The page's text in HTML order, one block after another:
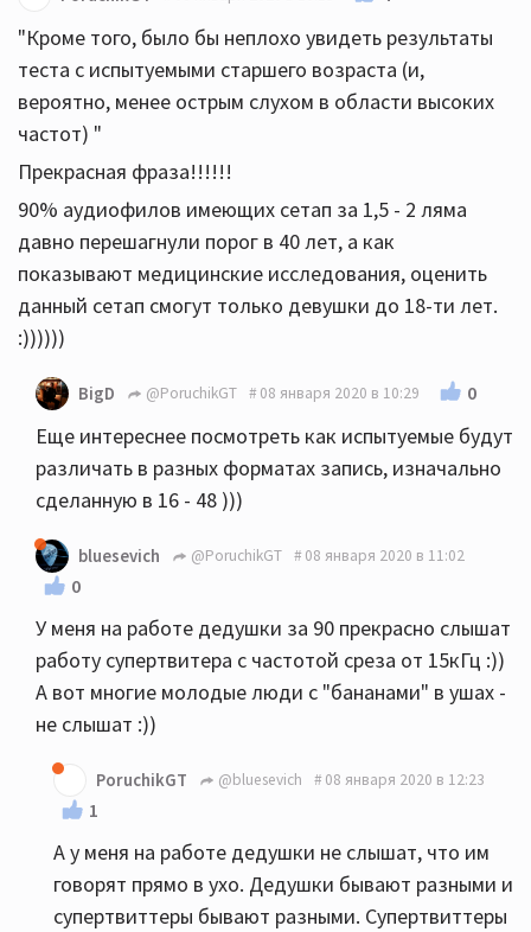
"Кроме того, было бы неплохо увидеть результаты
теста с испытуемыми старшего возраста (и,
вероятно, менее острым слухом в области высоких
частот) "
Прекрасная фраза!!!!!!
90% аудиофилов имеющих сетап за 1,5 - 2 ляма
давно перешагнули порог в 40 лет, а как
показывают медицинские исследования, оценить
данный сетап смогут только девушки до 18-ти лет.
:))))))
BigD @PoruchikGT 08 января 2020 в 10:29 0
Еще интереснее посмотреть как испытуемые будут
различать в разных форматах запись, изначально
сделанную в 16 - 48 )))
bluesevich @PoruchikGT 08 января 2020 в 11:02
0
У меня на работе дедушки за 90 прекрасно слышат
работу супертвитера с частотой среза от 15кГц :))
А вот многие молодые люди с "бананами" в ушах -
не слышат :))
PoruchikGT @bluesevich 08 января 2020 в 12:23
1
А у меня на работе дедушки не слышат, что им
говорят прямо в ухо. Дедушки бывают разными и
супертвиттеры бывают разными. Супертвиттеры